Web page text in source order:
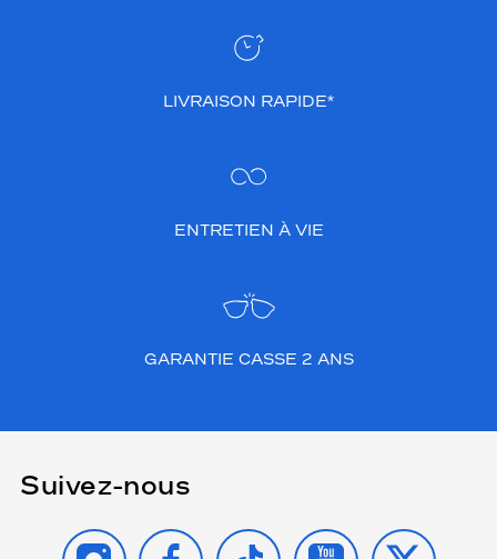
LIVRAISON RAPIDE*
ENTRETIEN À VIE
GARANTIE CASSE 2 ANS
Suivez-nous
INSTAGRAMFACEBOOK
TIKTOK YOUTUBE
X